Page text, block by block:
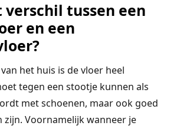
verschil tussen een
en een
het huis is de vloer heel
tegen een stootje kunnen als
met schoenen, maar ook goed
Voornamelijk wanneer je